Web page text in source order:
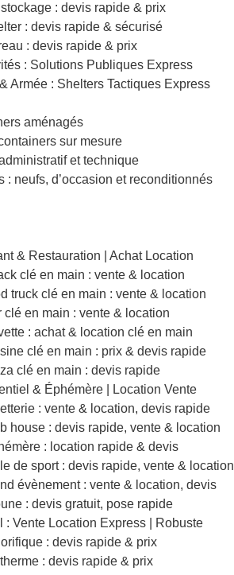
: devis rapide & prix
: devis rapide & sécurisé
: devis rapide & prix
: Solutions Publiques Express
Armée : Shelters Tactiques Express
aménagés
sur mesure
et technique
: neufs, d’occasion et reconditionnés
& Restauration | Achat Location
clé en main : vente & location
truck clé en main : vente & location
clé en main : vente & location
: achat & location clé en main
clé en main : prix & devis rapide
clé en main : devis rapide
& Éphémère | Location Vente
: vente & location, devis rapide
house : devis rapide, vente & location
: location rapide & devis
de sport : devis rapide, vente & location
évènement : vente & location, devis
: devis gratuit, pose rapide
: Vente Location Express | Robuste
: devis rapide & prix
: devis rapide & prix